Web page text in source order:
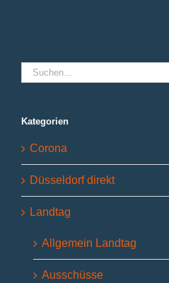
Suche
nach:
Kategorien
Corona
Düsseldorf direkt
Landtag
Allgemein Landtag
Ausschüsse